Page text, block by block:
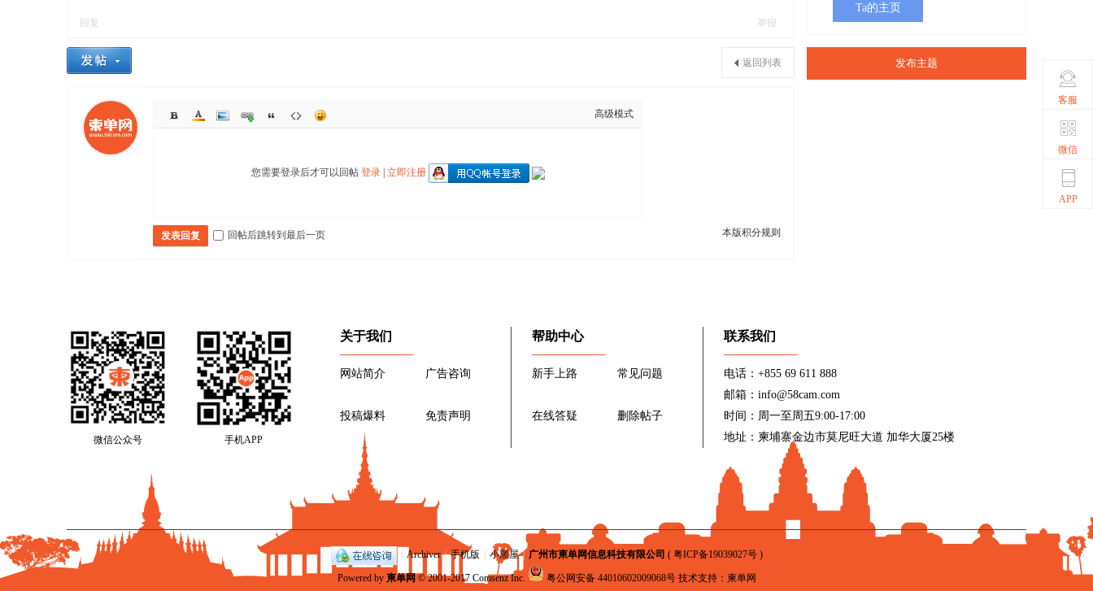
回复 举报
返回列表
高级模式
您需要登录后才可以回帖 登录| 立即注册
本版积分规则
发表回复 回帖后跳转到最后一页
Ta的主页
发布主题
微信公众号 手机APP
关于我们
网站简介 广告咨询
投稿爆料 免责声明
帮助中心
新手上路 常见问题
在线答疑 删除帖子
联系我们
电话：+855 69 611 888
邮箱：info@58cam.com
时间：周一至周五9:00-17:00
地址：柬埔寨金边市莫尼旺大道 加华大厦25楼
Archiver | 手机版 小黑屋 | 广州市柬单网信息科技有限公司 ( 粤ICP备19039027号)
Powered by 柬单网 © 2001-2017 Comsenz Inc. 粤公网安备 44010602009068号 技术支持： 柬单网
客服
微信
APP